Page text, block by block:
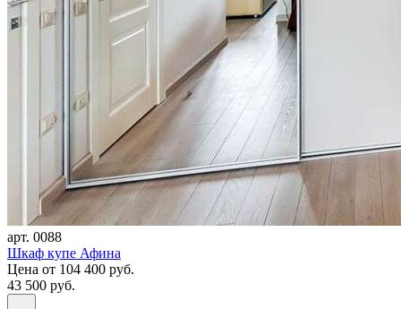
арт. 0088
Шкаф купе Афина
Цена от 104 400 руб.
43 500 руб.